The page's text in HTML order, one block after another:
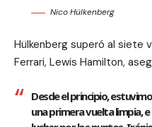
Nico Hülkenberg
Hülkenberg superó al siete
Ferrari, Lewis Hamilton,
Desde el principio,
una primera vuelta limpia,